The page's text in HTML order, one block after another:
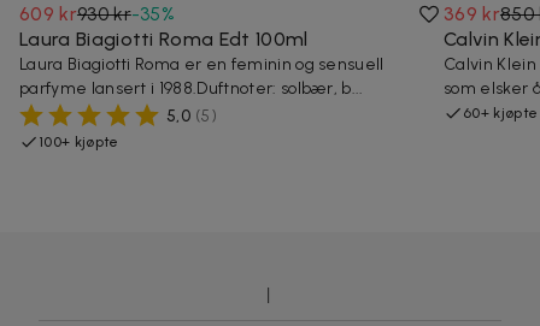
609 kr930 kr-35%
Laura Biagiotti Roma Edt 100ml
Laura Biagiotti Roma er en feminin og sensuell
parfyme lansert i 1988.Duftnoter: solbær, b...
5,0 (5)
100+ kjøpte
369 kr850
Calvin
Calvin
som elsker
60+ kjøpte